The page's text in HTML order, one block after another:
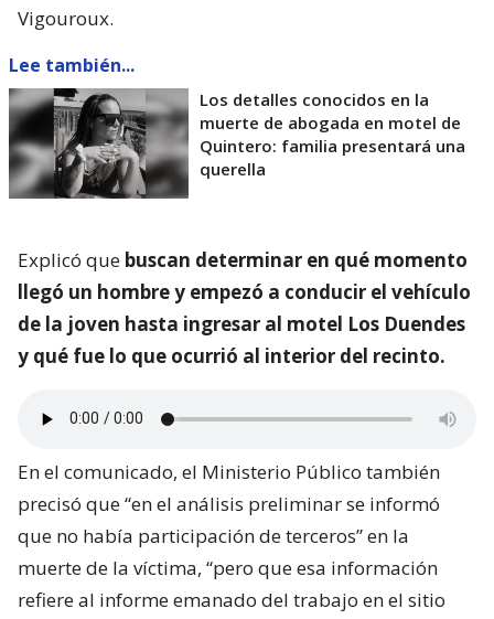
Vigouroux.
Lee también...
Los detalles conocidos en la
muerte de abogada en motel de
Quintero: familia presentará una
querella
Explicó que buscan determinar en qué momento
llegó un hombre y empezó a conducir el vehículo
de la joven hasta ingresar al motel Los Duendes
y qué fue lo que ocurrió al interior del recinto.
En el comunicado, el Ministerio Público también
precisó que “en el análisis preliminar se informó
que no había participación de terceros” en la
muerte de la víctima, “pero que esa información
refiere al informe emanado del trabajo en el sitio